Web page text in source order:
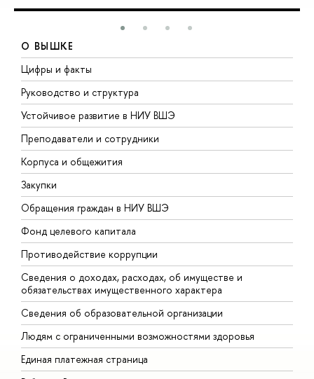
О ВЫШКЕ
Цифры и факты
Руководство и структура
Устойчивое развитие в НИУ ВШЭ
Преподаватели и сотрудники
Корпуса и общежития
Закупки
Обращения граждан в НИУ ВШЭ
Фонд целевого капитала
Противодействие коррупции
Сведения о доходах, расходах, об имуществе и
обязательствах имущественного характера
Сведения об образовательной организации
Людям с ограниченными возможностями здоровья
Единая платежная страница